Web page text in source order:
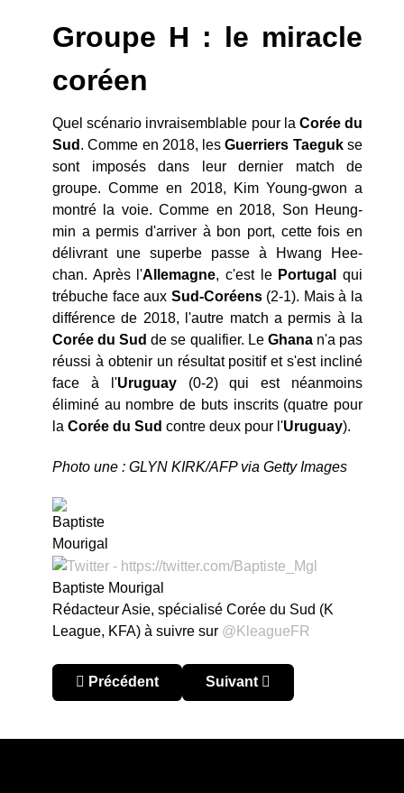
Groupe H : le miracle
coréen
Quel scénario invraisemblable pour la Corée du
Sud . Comme en 2018, lesGuerriers Taegukse
sont imposés dans leur dernier match de
groupe. Comme en 2018, Kim Young-gwon a
montré la voie. Comme en 2018, Son Heung-
min a permis d'arriver à bon port, cette fois en
délivrant une superbe passe à Hwang Hee-
chan. Après l'Allemagne, c'est le Portugal
qui
trébuche face aux Sud-Coréens(2-1). Mais à la
différence de 2018, l'autre match a permis à la
Corée du Sud de se qualifier. Le Ghanan'a pas
réussi à obtenir un résultat positif et s'est incliné
face à l'Uruguay(0-2) qui est néanmoins
éliminé au nombre de buts inscrits (quatre pour
la Corée du Sud contre deux pour l'Uruguay).
Photo une : GLYN KIRK/AFP via Getty Images
Baptiste Mourigal
Rédacteur Asie, spécialisé Corée du Sud (K
League, KFA) à suivre sur @KleagueFR
Article précédent : Corée du Sud 2022 : retour
Précédent Article suivant : Coupe du
Suivant